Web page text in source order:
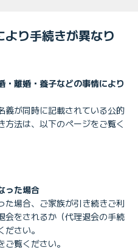
り手続きが異なり
離婚・養子などの事情により
義が同時に記載されている公的
方法は、以下のページをご覧く
った場合
た場合、ご家族が引き続きご利
会をされるか（代理退会の手続
さい。
覧ください。